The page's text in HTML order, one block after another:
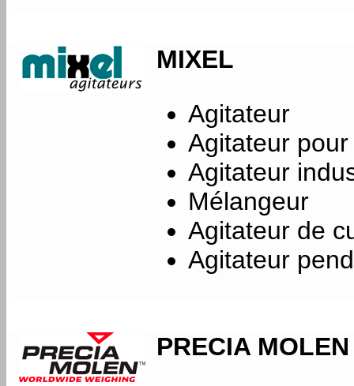
MIXEL
Agitateur
Agitateur
Agitateur
Mélangeur
Agitateur de
Agitateur
PRECIA MOLEN